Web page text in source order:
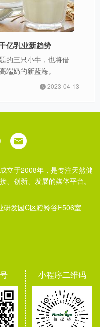
亿乳业新趋势
的三只小牛，也将借
端奶的新蓝海。
2023-04-13
立于2008年，是专注天然健
、创新、发展的媒体平台。
发园C区瞪羚谷F506室
小程序二维码